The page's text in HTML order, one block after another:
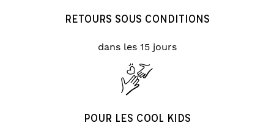
RETOURS SOUS CONDITIONS
dans les 15 jours
POUR LES COOL KIDS